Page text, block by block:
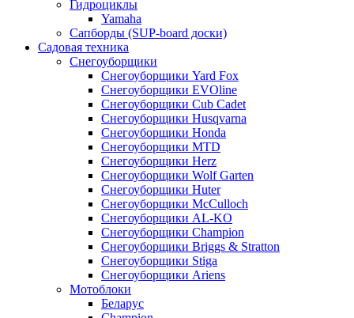
Гидроциклы
Yamaha
Сапборды (SUP-board доски)
Садовая техника
Снегоуборщики
Снегоуборщики Yard Fox
Снегоуборщики EVOline
Снегоуборщики Cub Cadet
Снегоуборщики Husqvarna
Снегоуборщики Honda
Снегоуборщики MTD
Снегоуборщики Herz
Снегоуборщики Wolf Garten
Снегоуборщики Huter
Снегоуборщики McCulloch
Снегоуборщики AL-KO
Снегоуборщики Champion
Снегоуборщики Briggs & Stratton
Снегоуборщики Stiga
Снегоуборщики Ariens
Мотоблоки
Беларус